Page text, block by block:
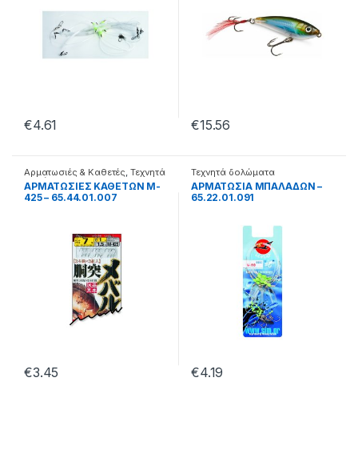
€4.61 €15.56
Αρματωσιές & Καθετές Τεχνητά
δολώματα
ΑΡΜΑΤΩΣΙΕΣ ΚΑΘΕΤΩΝ M-
425 – 65.44.01.007
€3.45
Τεχνητά δολώματα
ΑΡΜΑΤΩΣΙΑ ΜΠΑΛΑΔΩΝ –
65.22.01.091
€4.19